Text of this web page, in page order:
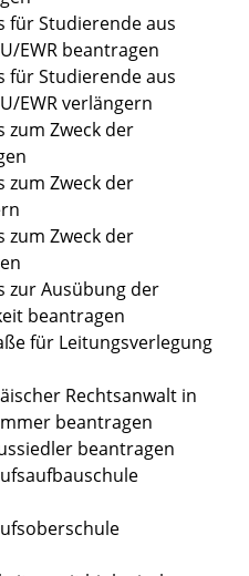
für Studierende aus
EWR beantragen
für Studierende aus
EWR verlängern
Zweck der
Zweck der
Zweck der
zur Ausübung der
beantragen
für Leitungsverlegung
Rechtsanwalt in
beantragen
beantragen